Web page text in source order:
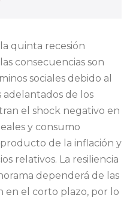
quinta recesión
consecuencias son
sociales debido al
adelantados de los
el shock negativo en
y consumo
de la inflación y
relativos. La resiliencia
dependerá de las
en el corto plazo, por lo